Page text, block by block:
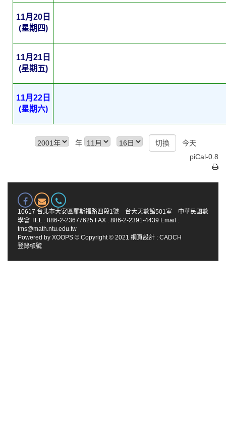
11月20日
(星期四)
11月21日
(星期五)
11月22日
(星期六)
年
今天
piCal-0.8
10617 台北市大安區羅斯福路四段1號 台大天數館501室 中華民國數
學會 TEL : 886-2-23677625 FAX : 886-2-2391-4439 Email :
tms@math.ntu.edu.tw
Powered by XOOPS © Copyright © 2021 網頁設計 : CADCH
登錄帳號